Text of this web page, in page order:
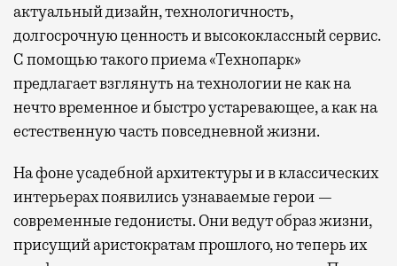
актуальный дизайн, технологичность,
долгосрочную ценность и высококлассный сервис.
С помощью такого приема «Технопарк»
предлагает взглянуть на технологии не как на
нечто временное и быстро устаревающее, а как на
естественную часть повседневной жизни.
На фоне усадебной архитектуры и в классических
интерьерах появились узнаваемые герои —
современные гедонисты. Они ведут образ жизни,
присущий аристократам прошлого, но теперь их